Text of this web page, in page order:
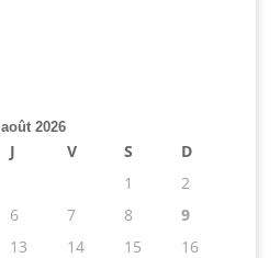
août 2026
J V S
D
1
2
6 7 8
9
13 14 15
16